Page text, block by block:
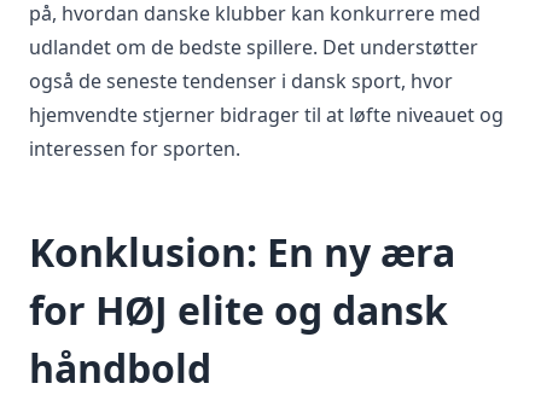
på, hvordan danske klubber kan konkurrere med
udlandet om de bedste spillere. Det understøtter
også de seneste tendenser i dansk sport, hvor
hjemvendte stjerner bidrager til at løfte niveauet og
interessen for sporten.
Konklusion: En ny æra
for HØJ elite og dansk
håndbold